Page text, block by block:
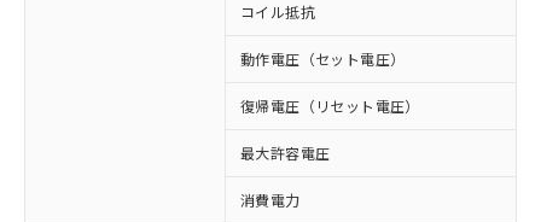
コイル抵抗
動作電圧（セット電圧）
復帰電圧（リセット電圧）
最大許容電圧
消費電力